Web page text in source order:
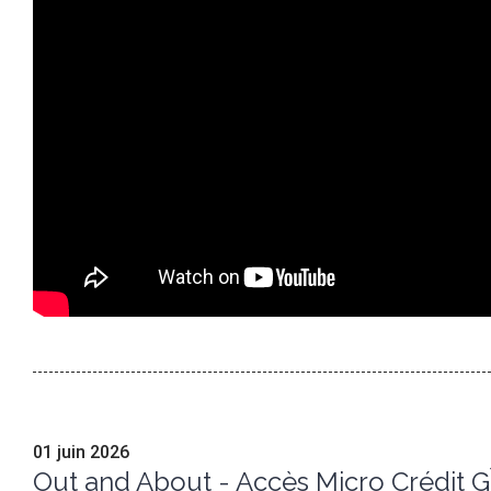
01 juin 2026
Out and About - Accès Micro Crédit